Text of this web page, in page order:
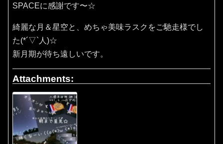
SPACEに感謝です〜☆
綺麗な月＆星空と、めちゃ美味ラスクをご馳走様でし
た(*´▽`人)☆
新月期が待ち遠しいです。
Attachments: